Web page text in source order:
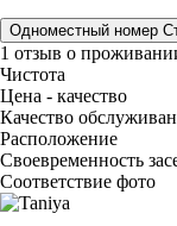
Одноместный номер
1 отзыв о
Чистота
Цена - качество
Качество
Расположение
Своевременность
Соответствие фото